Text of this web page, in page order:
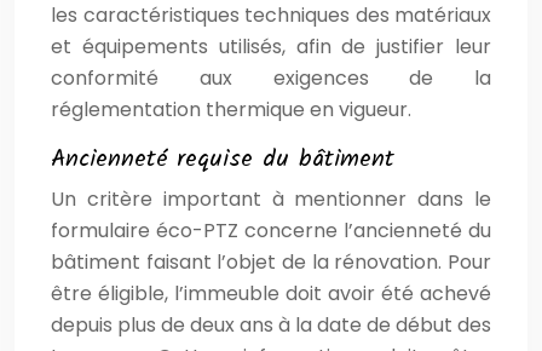
les caractéristiques techniques des matériaux
et équipements utilisés, afin de justifier leur
conformité aux exigences de la
réglementation thermique en vigueur.
Ancienneté requise du bâtiment
Un critère important à mentionner dans le
formulaire éco-PTZ concerne l’ancienneté du
bâtiment faisant l’objet de la rénovation. Pour
être éligible, l’immeuble doit avoir été achevé
depuis plus de deux ans à la date de début des